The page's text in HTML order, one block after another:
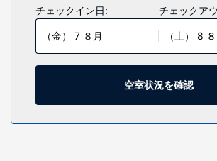
は、ミニバー、薄型テレビなどが備わって
くつろぎいただけます。ピロートップのベ
が付いています。客室ではWiFi (無料)をご
す。浴槽またはシャワーのある専用バスル
メニティ (無料)、ヘアドライヤーが備わっ
いただけます。その他の設備としてこのホ
チェックイン日:
（金） 7 ８月
チェックア
（土） 8
空室状況を確認